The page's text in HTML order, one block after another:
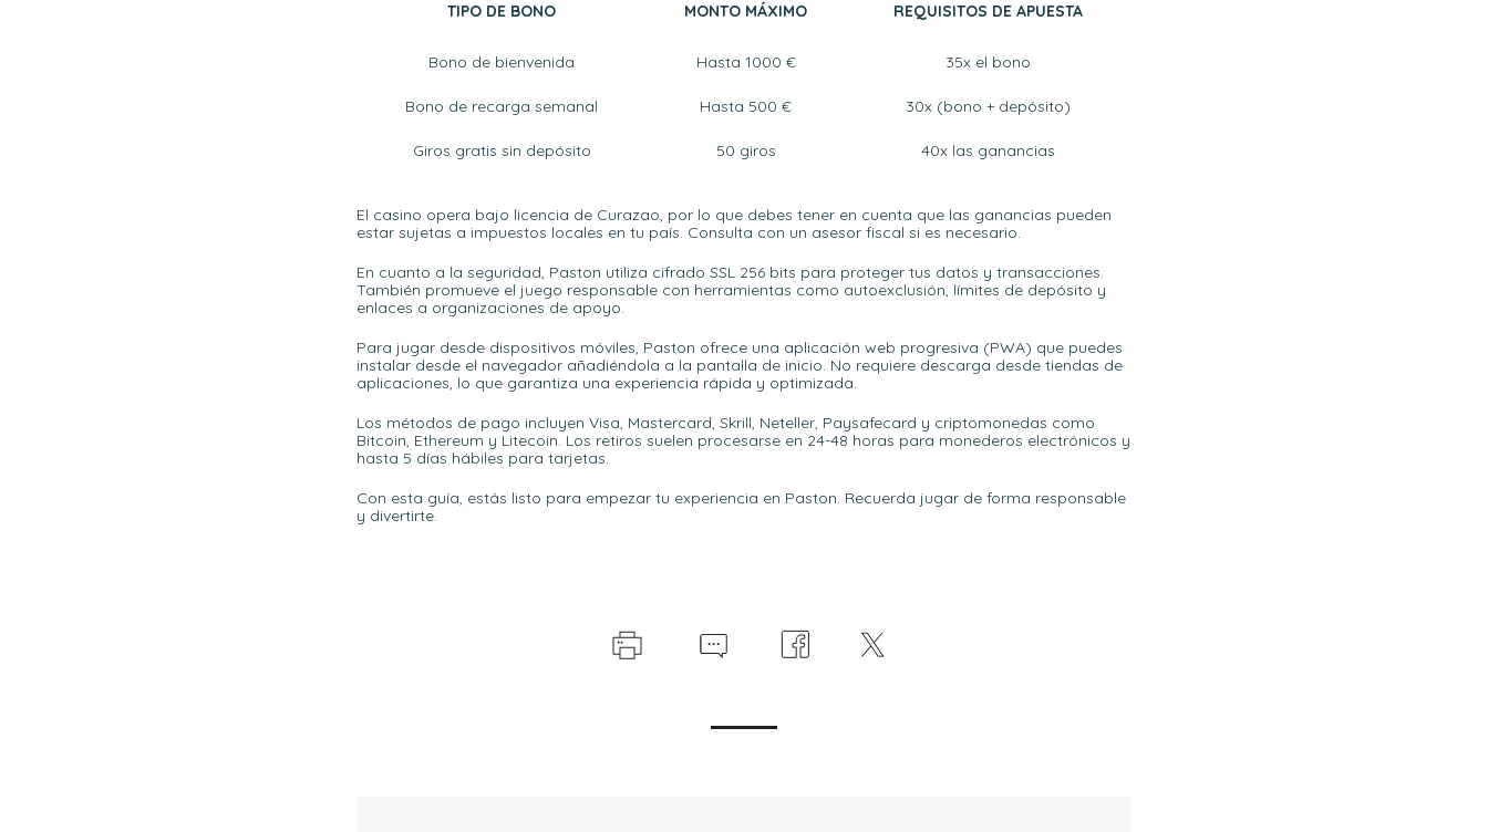
TIPO DE BONO MONTO MÁXIMO REQUISITOS DE APUESTA
Bono de bienvenida Hasta 1000 € 35x el bono
Bono de recarga semanal Hasta 500 € 30x (bono + depósito)
Giros gratis sin depósito 50 giros 40x las ganancias
El casino opera bajo licencia de Curazao, por lo que debes tener en cuenta que las ganancias pueden
estar sujetas a impuestos locales en tu país. Consulta con un asesor fiscal si es necesario.
En cuanto a la seguridad, Paston utiliza cifrado SSL 256 bits para proteger tus datos y transacciones.
También promueve el juego responsable con herramientas como autoexclusión, límites de depósito y
enlaces a organizaciones de apoyo.
Para jugar desde dispositivos móviles, Paston ofrece una aplicación web progresiva (PWA) que puedes
instalar desde el navegador añadiéndola a la pantalla de inicio. No requiere descarga desde tiendas de
aplicaciones, lo que garantiza una experiencia rápida y optimizada.
Los métodos de pago incluyen Visa, Mastercard, Skrill, Neteller, Paysafecard y criptomonedas como
Bitcoin, Ethereum y Litecoin. Los retiros suelen procesarse en 24-48 horas para monederos electrónicos y
hasta 5 días hábiles para tarjetas.
Con esta guía, estás listo para empezar tu experiencia en Paston. Recuerda jugar de forma responsable
y divertirte.